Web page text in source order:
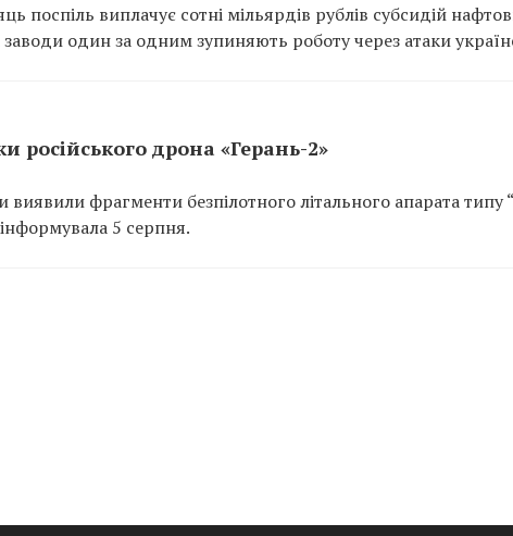
поспіль виплачує сотні мільярдів рублів субсидій
один за одним зупиняють роботу через атаки
дрона «Герань-2»
фрагменти безпілотного літального апарата типу
5 серпня.